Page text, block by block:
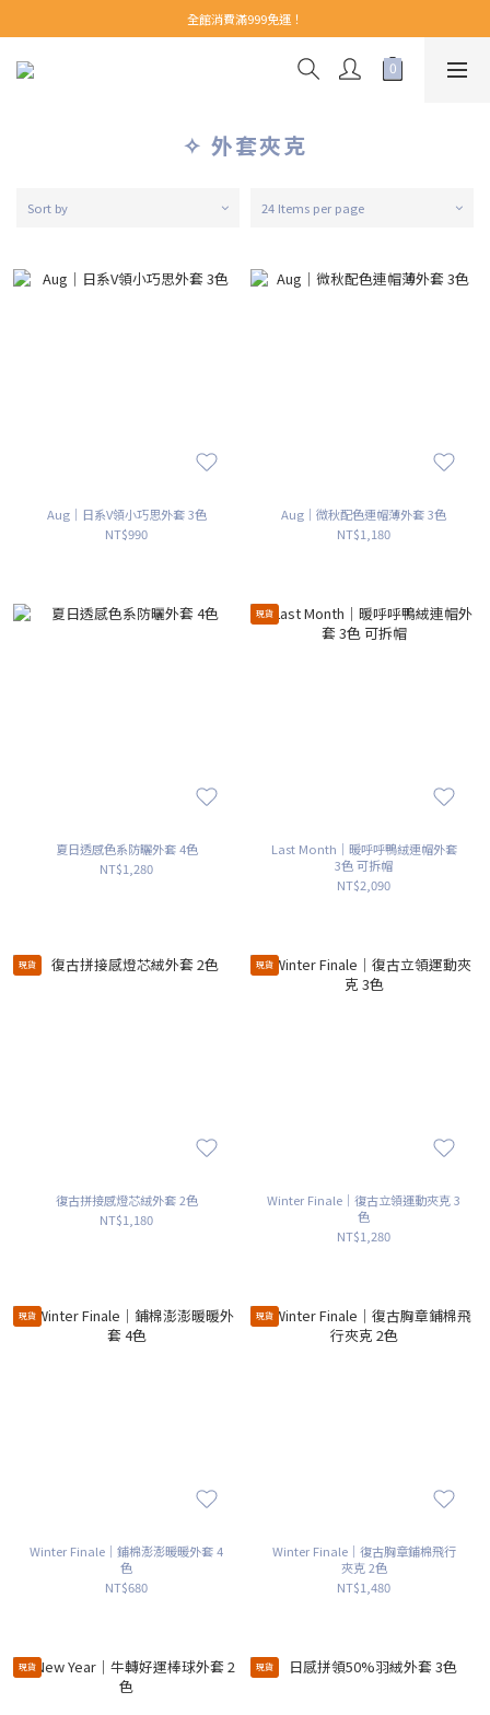
【 Welcome 】新會員首購即享免運！(至領券中心領取)
全館消費滿999免運！
【 Welcome 】新會員首購即享免運！(至領券中心領取)
✧ 外套夾克
Sort by 24 Items per page
Aug｜日系V領小巧思外套 3色
NT$990
Aug｜微秋配色連帽薄外套 3色
NT$1,180
夏日透感色系防曬外套 4色
NT$1,280
現貨
Last Month｜暖呼呼鴨絨連帽外套
3色 可拆帽
NT$2,090
現貨
復古拼接感燈芯絨外套 2色
NT$1,180
現貨
Winter Finale｜復古立領運動夾克 3
色
NT$1,280
現貨
Winter Finale｜鋪棉澎澎暖暖外套 4
色
NT$680
現貨
Winter Finale｜復古胸章鋪棉飛行
夾克 2色
NT$1,480
現貨 現貨